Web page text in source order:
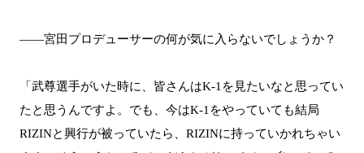
――宮田プロデューサーの何が気に入らないでしょうか？
「武尊選手がいた時に、皆さんはK-1を見たいなと思ってい
たと思うんですよ。でも、今はK-1をやっていても結局
RIZINと興行が被っていたら、RIZINに持っていかれちゃい